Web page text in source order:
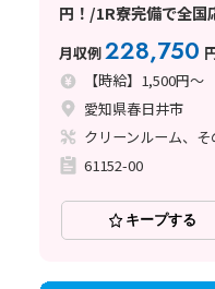
円！/1R寮完備で全
適/土日休み/未経験者
月収例228,750
【時給】1,500円～
愛知県春日井市
クリーンルーム、そ
61152-00
キープする